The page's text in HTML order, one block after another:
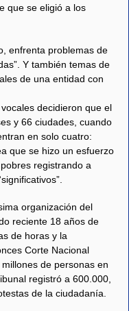
que se eligió a los
enfrenta problemas de
Y también temas de
de una entidad con
decidieron que el
y 66 ciudades, cuando
en solo cuatro:
que se hizo un esfuerzo
registrando a
organización del
reciente 18 años de
de horas y la
Corte Nacional
de personas en
registró a 600.000,
de la ciudadanía.